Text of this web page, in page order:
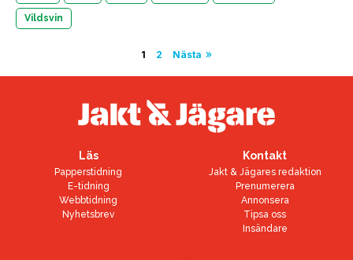
Vildsvin
för
1 2 Nästa
Läs
Papperstidning
E-tidning
Webbtidning
Nyhetsbrev
Kontakt
Jakt & Jägares redaktion
Prenumerera
Annonsera
Tipsa oss
Insändare